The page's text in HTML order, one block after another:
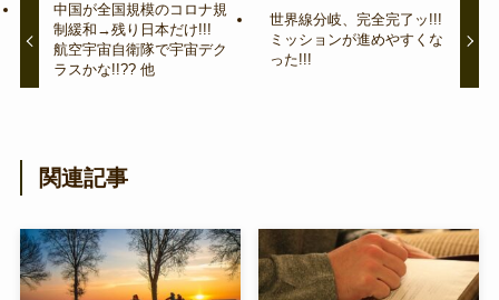
中国が全国規模のコロナ規
制緩和→残り日本だけ!!!
航空宇宙自衛隊で宇宙デク
ラスかな!!?? 他
世界線分岐、完全完了ッ!!!
ミッションが進めやすくな
った!!!
関連記事